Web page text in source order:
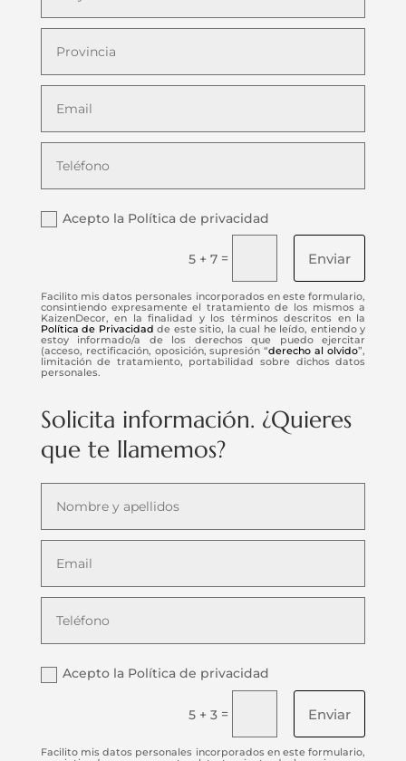
Acepto la Política de privacidad
5 + 7 = Enviar
Facilito mis datos personales incorporados en este formulario,
consintiendo expresamente el tratamiento de los mismos a
KaizenDecor, en la finalidad y los términos descritos en la
Política de Privacidad de este sitio, la cual he leído, entiendo y
estoy informado/a de los derechos que puedo ejercitar
(acceso, rectificación, oposición, supresión “derecho al olvido”,
limitación de tratamiento, portabilidad sobre dichos datos
personales.
Solicita información. ¿Quieres
que te llamemos?
Acepto la Política de privacidad
5 + 3 = Enviar
Facilito mis datos personales incorporados en este formulario,